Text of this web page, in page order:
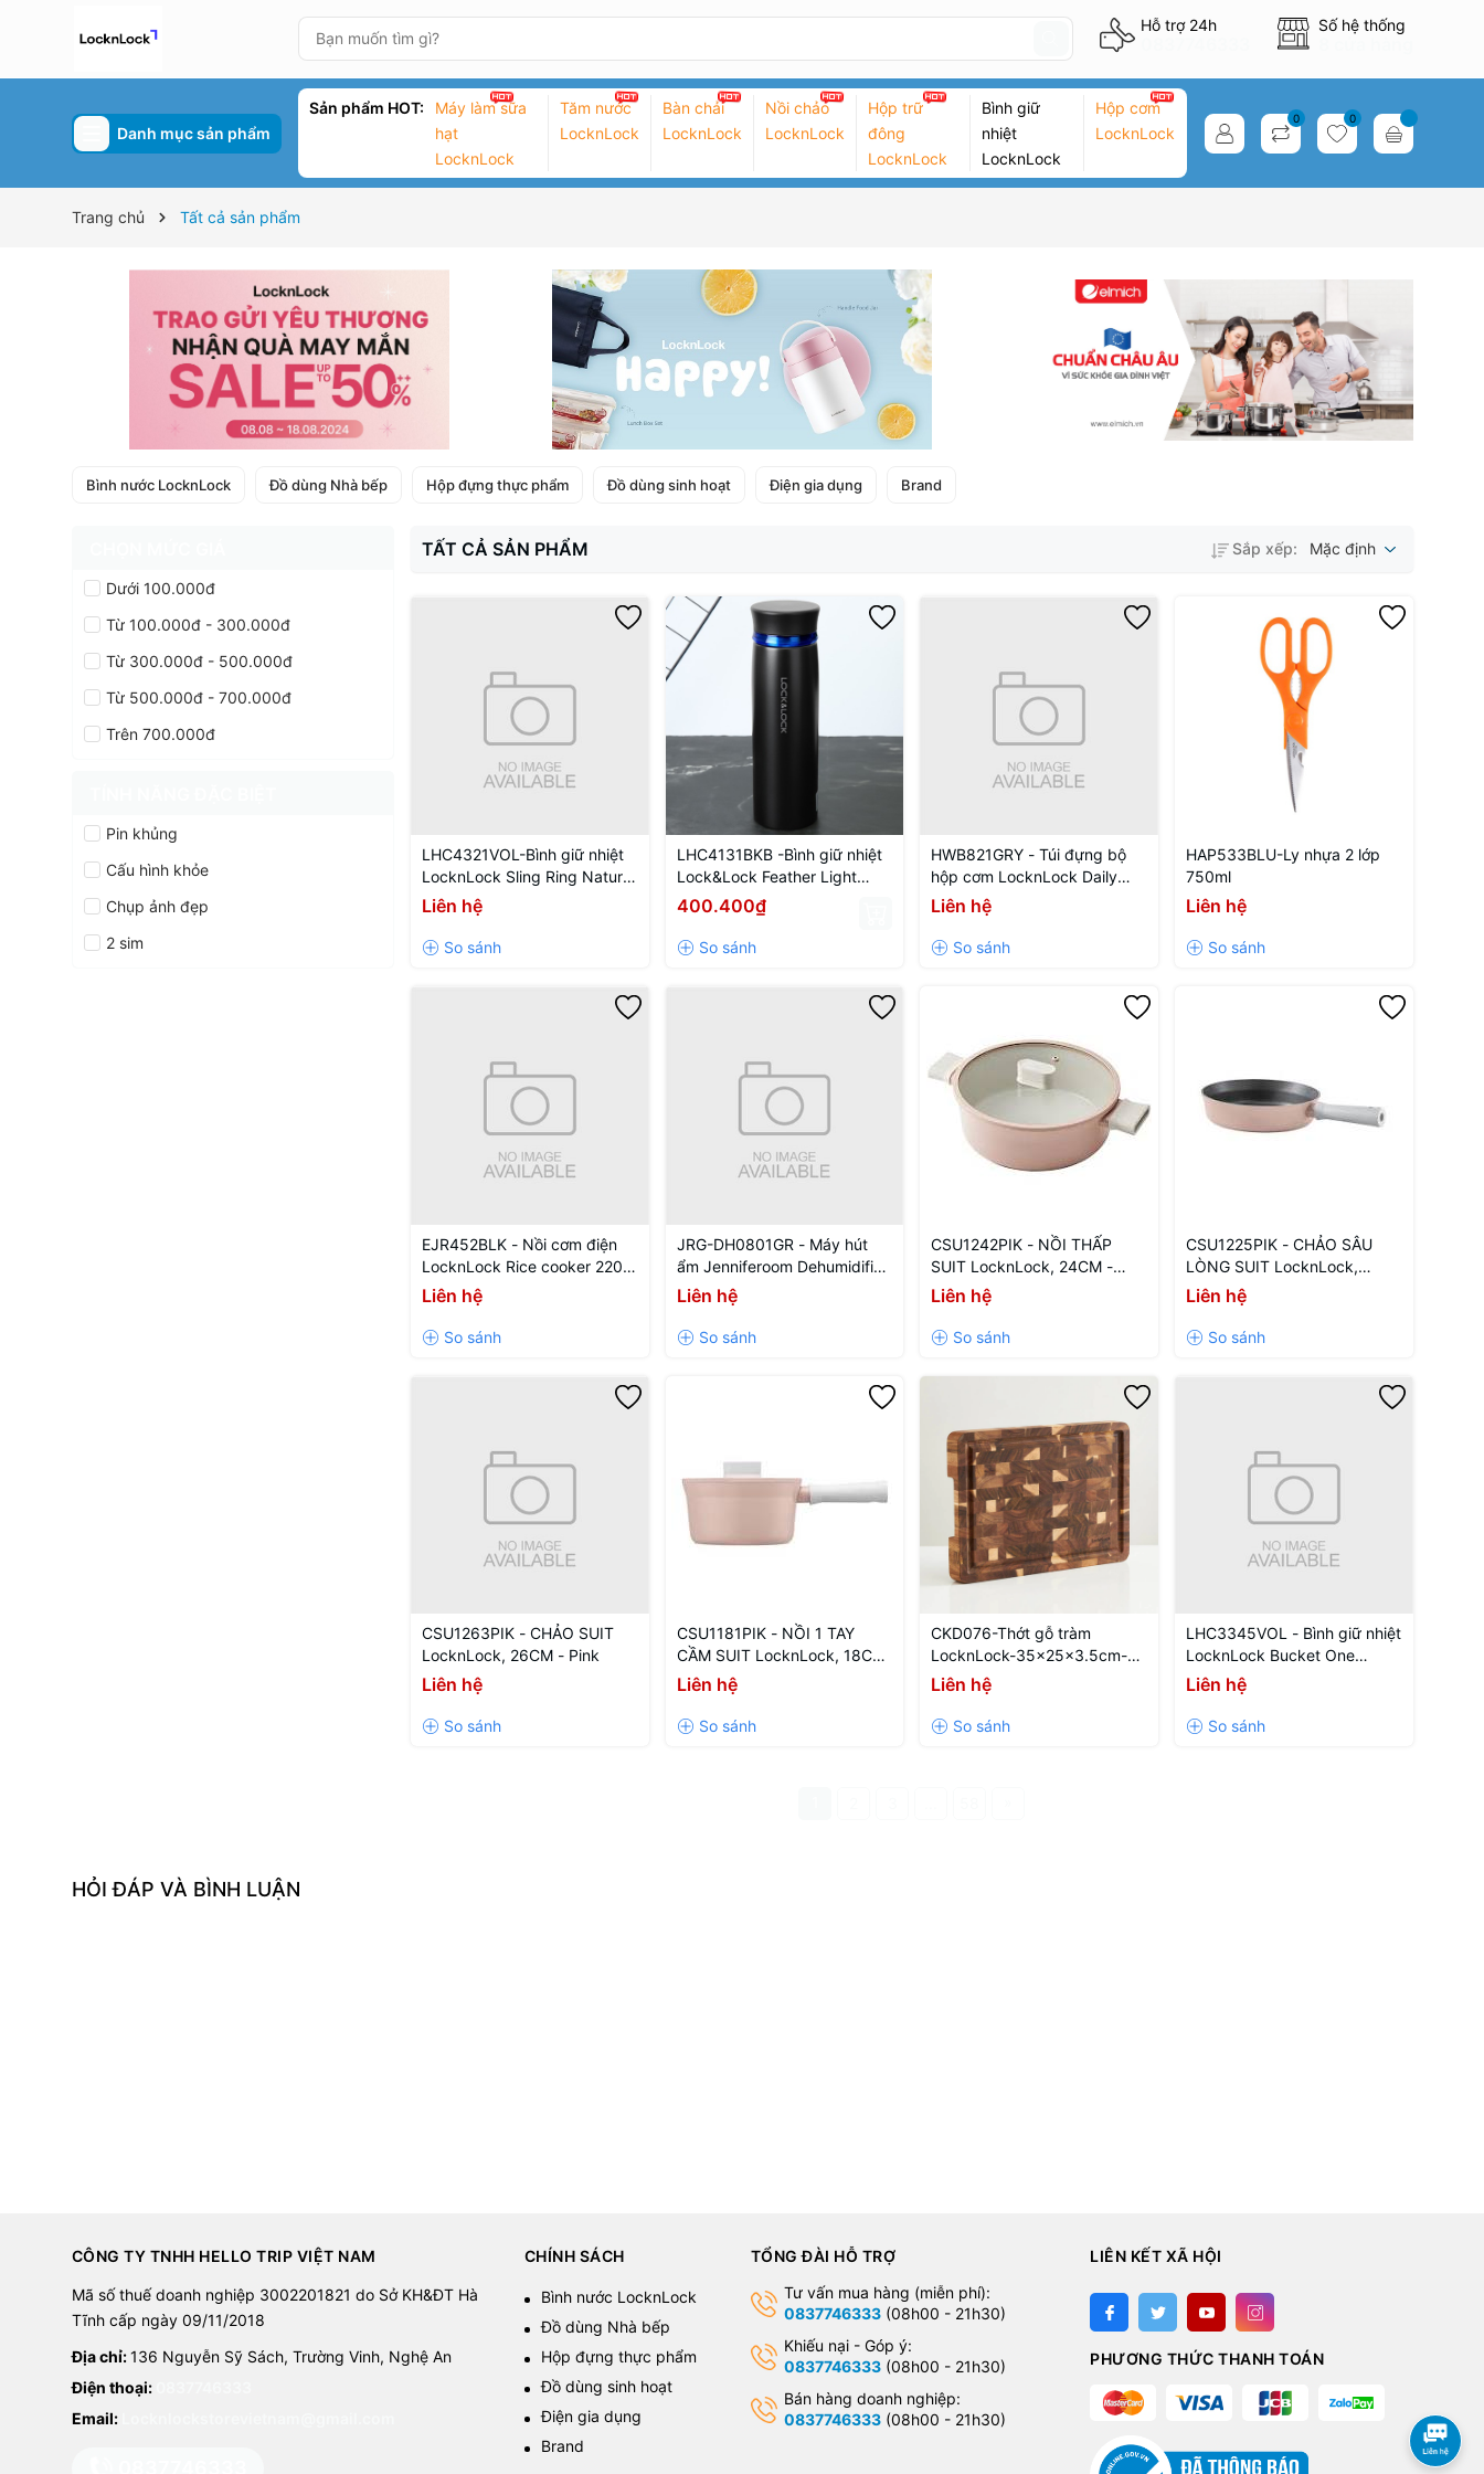
Hỗ trợ 24h Số hệ thống
Danh mục sản phẩm
Sản phẩm HOT:
Máy làm sữa
hạt
LocknLock
Tăm nước
LocknLock
Bàn chải
LocknLock
Nồi chảo
LocknLock
Hộp trữ
đông
LocknLock
Bình giữ
nhiệt
LocknLock
Hộp cơm
LocknLock
0 0
Trang chủ Tất cả sản phẩm
Bình nước LocknLock Đồ dùng Nhà bếp Hộp đựng thực phẩm Đồ dùng sinh hoạt Điện gia dụng Brand
Dưới 100.000đ
Từ 100.000đ - 300.000đ
Từ 300.000đ - 500.000đ
Từ 500.000đ - 700.000đ
Trên 700.000đ
Pin khủng
Cấu hình khỏe
Chụp ảnh đẹp
2 sim
TẤT CẢ SẢN PHẨM Sắp xếp: Mặc định
LHC4321VOL-Bình giữ nhiệt
LocknLock Sling Ring Nature
Tumbler 650ml
Liên hệ
LHC4131BKB -Bình giữ nhiệt
Lock&Lock Feather Light
Ring 450ml - Màu Đen / Xanh
400.400₫
HWB821GRY - Túi đựng bộ
hộp cơm LocknLock Daily
Cooler - Màu xám
Liên hệ
HAP533BLU-Ly nhựa 2 lớp
750ml
Liên hệ
EJR452BLK - Nồi cơm điện
LocknLock Rice cooker 220V,
50Hz, 700W, 1.8L - Màu đen
Liên hệ
JRG-DH0801GR - Máy hút
ẩm Jenniferoom Dehumidifier
220 V~, 50 Hz, 180 W, dung
tích bình chứa 2 L- Màu xám
Liên hệ
CSU1242PIK - NỒI THẤP
SUIT LocknLock, 24CM -
Màu PINK
Liên hệ
CSU1225PIK - CHẢO SÂU
LÒNG SUIT LocknLock,
22CM - Màu Pink
Liên hệ
CSU1263PIK - CHẢO SUIT
LocknLock, 26CM - Pink
Liên hệ
CSU1181PIK - NỒI 1 TAY
CẦM SUIT LocknLock, 18CM
- Màu PINK
Liên hệ
CKD076-Thớt gỗ tràm
LocknLock-35x25x3.5cm-
Màu gỗ tự nhiên
Liên hệ
LHC3345VOL - Bình giữ nhiệt
LocknLock Bucket One
Touch Tumbler 550ml - Màu
Liên hệ
HỎI ĐÁP VÀ BÌNH LUẬN
CÔNG TY TNHH HELLO TRIP VIỆT NAM
Mã số thuế doanh nghiệp 3002201821 do Sở KH&ĐT Hà
Tĩnh cấp ngày 09/11/2018
Địa chỉ:136 Nguyễn Sỹ Sách, Trường Vinh, Nghệ An
Điện thoại:
Email:
CHÍNH SÁCH
Bình nước LocknLock
Đồ dùng Nhà bếp
Hộp đựng thực phẩm
Đồ dùng sinh hoạt
Điện gia dụng
Brand
TỔNG ĐÀI HỖ TRỢ
Tư vấn mua hàng (miễn phí):
0837746333(08h00 - 21h30)
Khiếu nại - Góp ý:
0837746333(08h00 - 21h30)
Bán hàng doanh nghiệp:
0837746333(08h00 - 21h30)
LIÊN KẾT XÃ HỘI
PHƯƠNG THỨC THANH TOÁN